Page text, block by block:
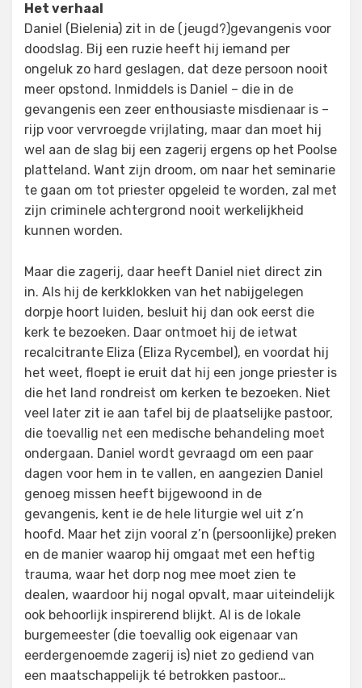
Het verhaal
Daniel (Bielenia) zit in de (jeugd?)gevangenis voor
doodslag. Bij een ruzie heeft hij iemand per
ongeluk zo hard geslagen, dat deze persoon nooit
meer opstond. Inmiddels is Daniel – die in de
gevangenis een zeer enthousiaste misdienaar is –
rijp voor vervroegde vrijlating, maar dan moet hij
wel aan de slag bij een zagerij ergens op het Poolse
platteland. Want zijn droom, om naar het seminarie
te gaan om tot priester opgeleid te worden, zal met
zijn criminele achtergrond nooit werkelijkheid
kunnen worden.
Maar die zagerij, daar heeft Daniel niet direct zin
in. Als hij de kerkklokken van het nabijgelegen
dorpje hoort luiden, besluit hij dan ook eerst die
kerk te bezoeken. Daar ontmoet hij de ietwat
recalcitrante Eliza (Eliza Rycembel), en voordat hij
het weet, floept ie eruit dat hij een jonge priester is
die het land rondreist om kerken te bezoeken. Niet
veel later zit ie aan tafel bij de plaatselijke pastoor,
die toevallig net een medische behandeling moet
ondergaan. Daniel wordt gevraagd om een paar
dagen voor hem in te vallen, en aangezien Daniel
genoeg missen heeft bijgewoond in de
gevangenis, kent ie de hele liturgie wel uit z’n
hoofd. Maar het zijn vooral z’n (persoonlijke) preken
en de manier waarop hij omgaat met een heftig
trauma, waar het dorp nog mee moet zien te
dealen, waardoor hij nogal opvalt, maar uiteindelijk
ook behoorlijk inspirerend blijkt. Al is de lokale
burgemeester (die toevallig ook eigenaar van
eerdergenoemde zagerij is) niet zo gediend van
een maatschappelijk té betrokken pastoor…